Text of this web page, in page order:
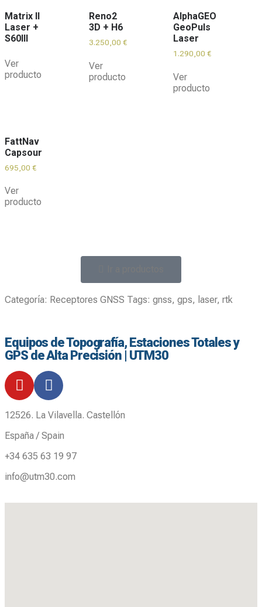
Matrix II
Laser +
S60III
Ver
producto
Reno2
3D + H6
3.250,00 €
Ver
producto
AlphaGEO
GeoPuls
Laser
1.290,00 €
Ver
producto
FattNav
Capsour
695,00 €
Ver
producto
Categoría: Receptores GNSS Tags: gnss, gps, laser, rtk
Equipos de Topografía, Estaciones Totales y
GPS de Alta Precisión | UTM30
12526. La Vilavella. Castellón
España / Spain
+34 635 63 19 97
info@utm30.com